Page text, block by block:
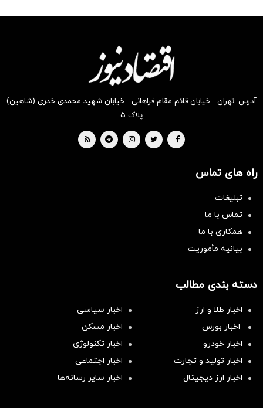
بخر !
بخر !
آدرس: تهران - خیابان قائم مقام فراهانی - خیابان شهید محمدی خدری (شاهین)
پلاک ۵
راه های تماس
تبلیغات
تماس با ما
همکاری با ما
بیانیه مأموریت
دسته بندی مطالب
اخبار طلا و ارز
اخبار سیاسی
اخبار بورس
اخبار مسکن
اخبار خودرو
اخبار تکنولوژی
اخبار تولید و تجارت
اخبار اجتماعی
اخبار ارز دیجیتال
اخبار سایر رسانه‌‌ها